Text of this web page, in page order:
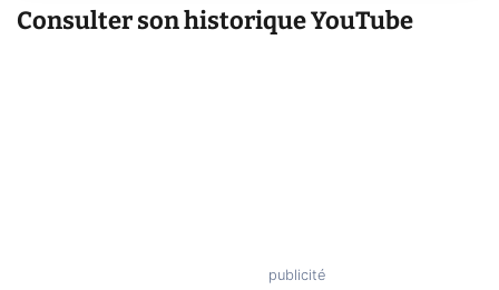
Consulter son historique YouTube